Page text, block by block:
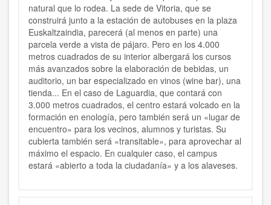
natural que lo rodea. La sede de Vitoria, que se
construirá junto a la estación de autobuses en la plaza
Euskaltzaindia, parecerá (al menos en parte) una
parcela verde a vista de pájaro. Pero en los 4.000
metros cuadrados de su interior albergará los cursos
más avanzados sobre la elaboración de bebidas, un
auditorio, un bar especializado en vinos (wine bar), una
tienda... En el caso de Laguardia, que contará con
3.000 metros cuadrados, el centro estará volcado en la
formación en enología, pero también será un «lugar de
encuentro» para los vecinos, alumnos y turistas. Su
cubierta también será «transitable», para aprovechar al
máximo el espacio. En cualquier caso, el campus
estará «abierto a toda la ciudadanía» y a los alaveses.